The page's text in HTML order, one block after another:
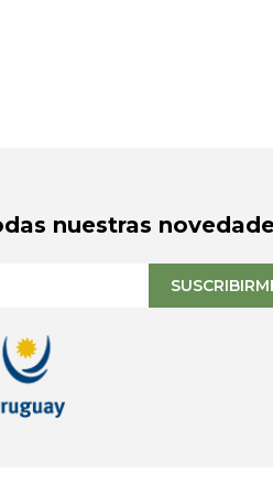
nuestras